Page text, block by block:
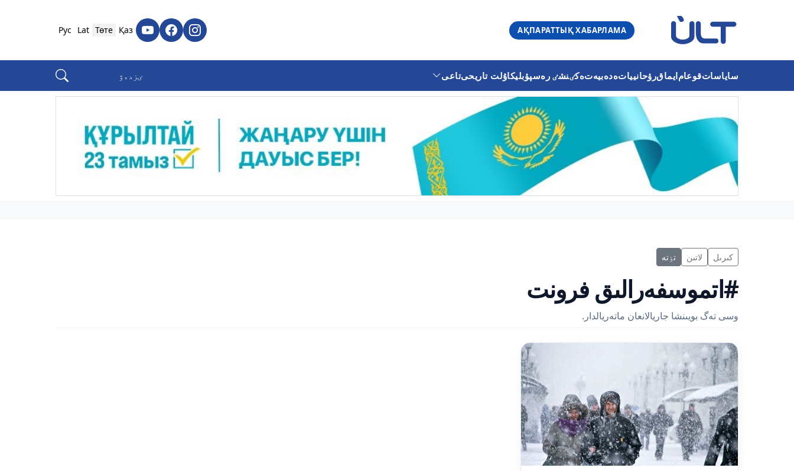
АҚПАРАТТЫҚ ХАБАРЛАМА
Қаз
Төте
Lat
Рус
ساياساتقوعامايماقرۋحانيياتەدەبيەتەكٸنشٸ رەسپۋبليكاۇلت تاريحىتاعى
كىرىل لاتىن تٶتە
#اتموسفەرالىق فرونت
وسى تەگ بويىنشا جاريالانعان ماتەريالدار.